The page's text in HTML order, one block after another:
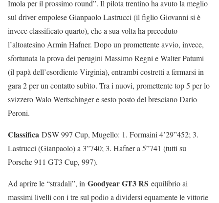
Imola per il prossimo round”. Il pilota trentino ha avuto la meglio
sul driver empolese Gianpaolo Lastrucci (il figlio Giovanni si è
invece classificato quarto), che a sua volta ha preceduto
l’altoatesino Armin Hafner. Dopo un promettente avvio, invece,
sfortunata la prova dei perugini Massimo Regni e Walter Patumi
(il papà dell’esordiente Virginia), entrambi costretti a fermarsi in
gara 2 per un contatto subìto. Tra i nuovi, promettente top 5 per lo
svizzero Walo Wertschinger e sesto posto del bresciano Dario
Peroni.
Classifica DSW 997 Cup, Mugello: 1. Formaini 4’29”452; 3.
Lastrucci (Gianpaolo) a 3”740; 3. Hafner a 5”741 (tutti su
Porsche 911 GT3 Cup, 997).
Ad aprire le “stradali”, in Goodyear GT3 RS equilibrio ai
massimi livelli con i tre sul podio a dividersi equamente le vittorie